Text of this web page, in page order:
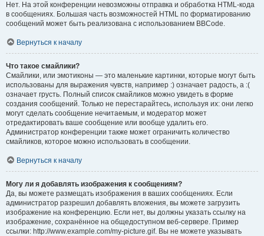
Нет. На этой конференции невозможны отправка и обработка HTML-кода
в сообщениях. Большая часть возможностей HTML по форматированию
сообщений может быть реализована с использованием BBCode.
Вернуться к началу
Что такое смайлики?
Смайлики, или эмотиконы — это маленькие картинки, которые могут быть
использованы для выражения чувств, например :) означает радость, а :(
означает грусть. Полный список смайликов можно увидеть в форме
создания сообщений. Только не перестарайтесь, используя их: они легко
могут сделать сообщение нечитаемым, и модератор может
отредактировать ваше сообщение или вообще удалить его.
Администратор конференции также может ограничить количество
смайликов, которое можно использовать в сообщении.
Вернуться к началу
Могу ли я добавлять изображения к сообщениям?
Да, вы можете размещать изображения в ваших сообщениях. Если
администратор разрешил добавлять вложения, вы можете загрузить
изображение на конференцию. Если нет, вы должны указать ссылку на
изображение, сохранённое на общедоступном веб-сервере. Пример
ссылки: http://www.example.com/my-picture.gif. Вы не можете указывать